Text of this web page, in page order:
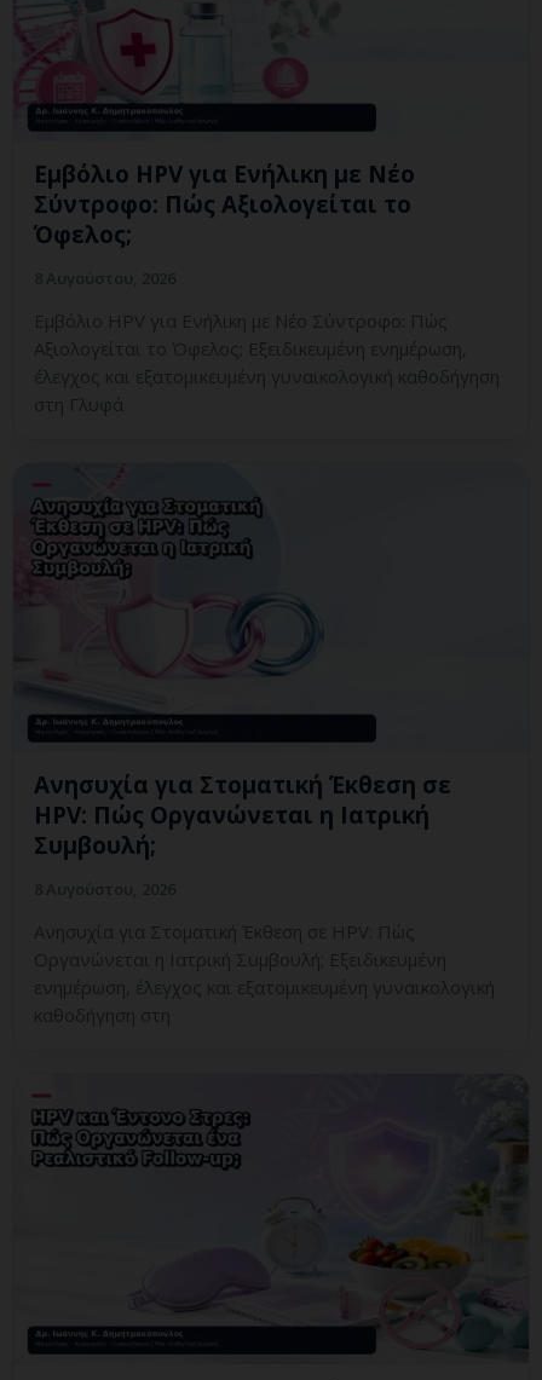
Εμβόλιο HPV για Ενήλικη με Νέο
Σύντροφο: Πώς Αξιολογείται το
Όφελος;
Εμβόλιο HPV για Ενήλικη με Νέο Σύντροφο: Πώς
Αξιολογείται το Όφελος; Εξειδικευμένη ενημέρωση,
έλεγχος και εξατομικευμένη γυναικολογική καθοδήγηση
στη Γλυφά
Ανησυχία για Στοματική Έκθεση σε
HPV: Πώς Οργανώνεται η Ιατρική
Συμβουλή;
Ανησυχία για Στοματική Έκθεση σε HPV: Πώς
Οργανώνεται η Ιατρική Συμβουλή; Εξειδικευμένη
ενημέρωση, έλεγχος και εξατομικευμένη γυναικολογική
καθοδήγηση στη